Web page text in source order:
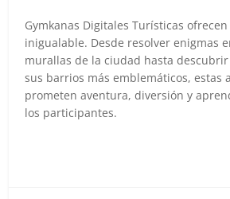
Gymkanas Digitales Turísticas
inigualable. Desde resolver enigmas
murallas de la ciudad hasta
sus barrios más emblemáticos, estas
prometen aventura, diversión y
los participantes.